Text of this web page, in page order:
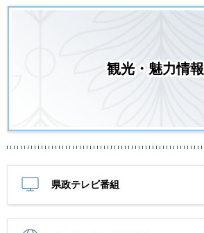
観光・魅力情報
県政テレビ番組